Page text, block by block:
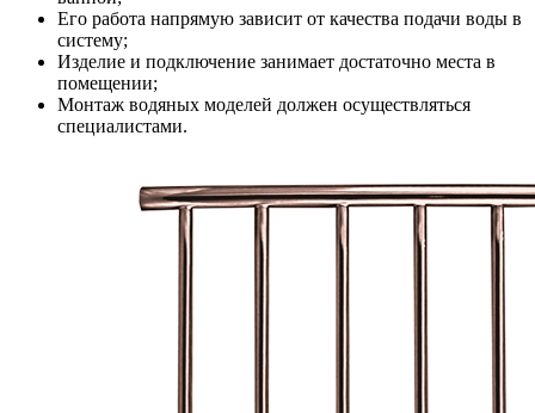
Его работа напрямую зависит от качества подачи воды в
систему;
Изделие и подключение занимает достаточно места в
помещении;
Монтаж водяных моделей должен осуществляться
специалистами.